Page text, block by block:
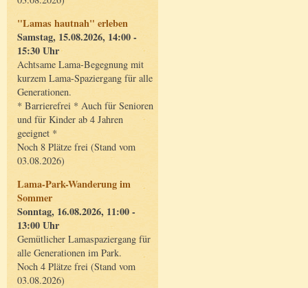
"Lamas hautnah" erleben
Samstag, 15.08.2026, 14:00 -
15:30 Uhr
Achtsame Lama-Begegnung mit
kurzem Lama-Spaziergang für alle
Generationen.
* Barrierefrei * Auch für Senioren
und für Kinder ab 4 Jahren
geeignet *
Noch 8 Plätze frei (Stand vom
03.08.2026)
Lama-Park-Wanderung im
Sommer
Sonntag, 16.08.2026, 11:00 -
13:00 Uhr
Gemütlicher Lamaspaziergang für
alle Generationen im Park.
Noch 4 Plätze frei (Stand vom
03.08.2026)